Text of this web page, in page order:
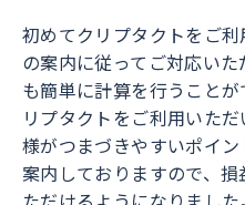
初めてクリプタクトをご
の案内に従ってご対応い
も簡単に計算を行うこと
リプタクトをご利用いた
様がつまづきやすいポイ
案内しておりますので、